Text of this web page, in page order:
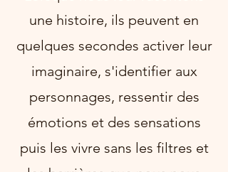
une histoire, ils peuvent en
quelques secondes activer leur
imaginaire, s'identifier aux
personnages, ressentir des
émotions et des sensations
puis les vivre sans les filtres et